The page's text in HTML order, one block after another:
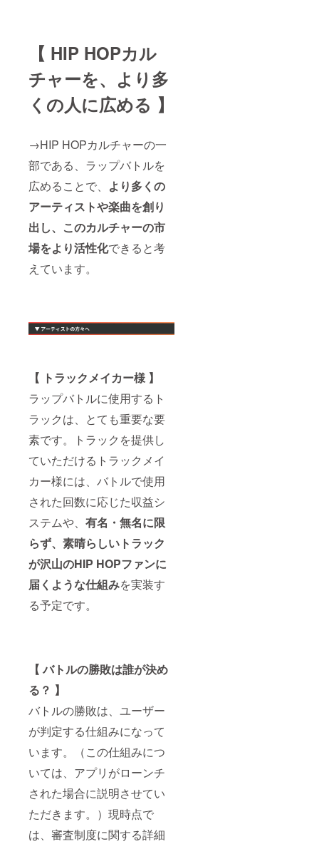
【 HIP HOPカル
チャーを、より多
くの人に広める 】
→HIP HOPカルチャーの一
部である、ラップバトルを
広めることで、 より多くの
アーティストや楽曲を創り
出し、このカルチャーの市
場をより活性化できると考
えています。
【 トラックメイカー様 】
ラップバトルに使用するト
ラックは、とても重要な要
素です。トラックを提供し
ていただけるトラックメイ
カー様には、バトルで使用
された回数に応じた収益シ
ステムや、 有名・無名に限
らず、素晴らしいトラック
が沢山のHIP HOPファンに
届くような仕組みを実装す
る予定です。
【 バトルの勝敗は誰が決め
る？ 】
バトルの勝敗は、ユーザー
が判定する仕組みになって
います。（この仕組みにつ
いては、アプリがローンチ
された場合に説明させてい
ただきます。）現時点で
は、審査制度に関する詳細